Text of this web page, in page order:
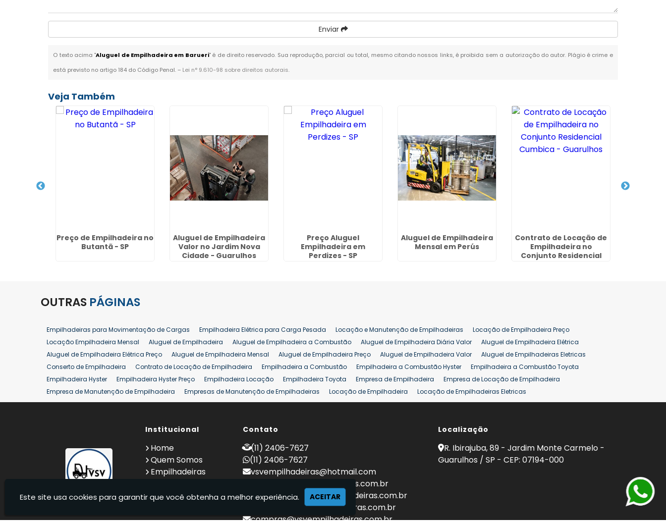
Enviar
O texto acima "Aluguel de Empilhadeira em Barueri" é de direito reservado. Sua reprodução, parcial ou total, mesmo citando nossos links, é proibida sem a autorização do autor. Plágio é crime e
está previsto no artigo 184 do Código Penal. – Lei n° 9.610-98 sobre direitos autorais.
Veja Também
Preço de Empilhadeira no
Butantã - SP
Aluguel de Empilhadeira
Valor no Jardim Nova
Cidade - Guarulhos
Preço Aluguel
Empilhadeira em
Perdizes - SP
Aluguel de Empilhadeira
Mensal em Perús
Contrato de Locação de
Empilhadeira no
Conjunto Residencial
OUTRAS PÁGINAS
Empilhadeiras para Movimentação de Cargas Empilhadeira Elétrica para Carga Pesada Locação e Manutenção de Empilhadeiras
Locação de Empilhadeira Preço
Locação Empilhadeira Mensal
Aluguel de Empilhadeira Aluguel de Empilhadeira a Combustão Aluguel de Empilhadeira Diária Valor
Aluguel de Empilhadeira Elétrica
Aluguel de Empilhadeira Elétrica Preço
Aluguel de Empilhadeira Mensal Aluguel de Empilhadeira Preço Aluguel de Empilhadeira Valor
Aluguel de Empilhadeiras Eletricas
Conserto de Empilhadeira
Contrato de Locação de Empilhadeira Empilhadeira a Combustão Empilhadeira a Combustão Hyster
Empilhadeira a Combustão Toyota
Empilhadeira Hyster
Empilhadeira Hyster Preço Empilhadeira Locação Empilhadeira Toyota Empresa de Empilhadeira
Empresa de Locação de Empilhadeira
Empresa de Manutenção de Empilhadeira
Empresas de Manutenção de Empilhadeiras Locação de Empilhadeira
Locação de Empilhadeiras Eletricas
Locação Empilhadeira Hyster
Locação Empilhadeira para Hipermercados Locação Empilhadeira para Mercados
Manutenção de Empilhadeiras
Comprar Empilhadeira Comprar Empilhadeira Elétrica Comprar Empilhadeira Hyster
Locação de Empilhadeira 25 ton
Comprar Empilhadeira 25 ton Empilhadeira a Combustão 25 ton Preço de Empilhadeira 25 ton Venda Empilhadeiras 25 ton
Institucional
Home
Quem Somos
Empilhadeiras
Informações
Contato
(11) 2406-7627
(11) 2406-7627
vsvempilhadeiras@hotmail.com
locacao@vsvempilhadeiras.com.br
manutencao@vsvempilhadeiras.com.br
financeiro@vsvempilhadeiras.com.br
compras@vsvempilhadeiras.com.br
Localização
R. Ibirajuba, 89 - Jardim Monte Carmelo -
Guarulhos / SP - CEP: 07194-000
Este site usa cookies para garantir que você obtenha a melhor experiência. ACEITAR